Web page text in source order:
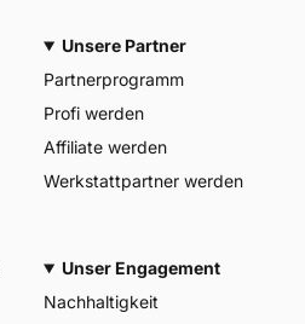
Unsere Partner
Partnerprogramm
Profi werden
Affiliate werden
Werkstattpartner werden
Unser Engagement
Nachhaltigkeit